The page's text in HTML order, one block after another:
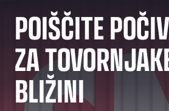
POIŠČITE
ZA
BLIŽINI